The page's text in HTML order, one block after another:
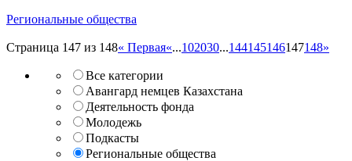
Региональные общества
Страница 147 из 148« Первая«...102030...144145146147148»
Все категории
Авангард немцев Казахстана
Деятельность фонда
Молодежь
Подкасты
Региональные общества